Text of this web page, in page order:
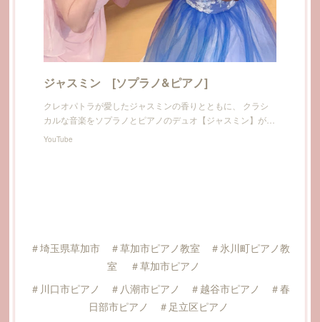
ジャスミン [ソプラノ&ピアノ]
クレオパトラが愛したジャスミンの香りとともに、 クラシ
カルな音楽をソプラノとピアノのデュオ【ジャスミン】が…
YouTube
＃埼玉県草加市 ＃草加市ピアノ教室 ＃氷川町ピアノ教
室 ＃草加市ピアノ
＃川口市ピアノ ＃八潮市ピアノ ＃越谷市ピアノ ＃春
日部市ピアノ ＃足立区ピアノ